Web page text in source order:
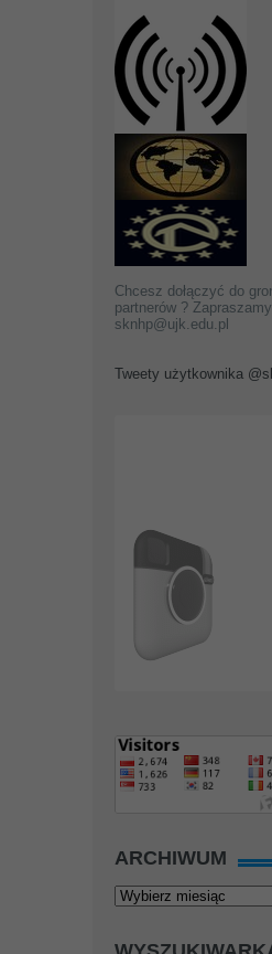
Chcesz dołączyć do
partnerów ?
sknhp@ujk.edu.pl
Tweety użytkownika
ARCHIWUM
Archiwum